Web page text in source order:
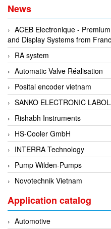
DET-TRONICS
Deublin
Diakont
Dias Infrared
DINA Elektronik
Dinel
Di-Soric
Di-Soric
Dixon Valve
Doctor Led Vietnam
DOLD - Autho ANS
Dold Vietnam
Dongdo Tech
Donghwa Valve
News
ACEB Electronique -
and Display Systems from
RA system
Automatic Valve Réalisation
Posital encoder vietnam
SANKO ELECTRONIC
Rishabh Instruments
HS-Cooler GmbH
INTERRA Technology
Pump Wilden-Pumps
Novotechnik Vietnam
Application catalog
Automotive